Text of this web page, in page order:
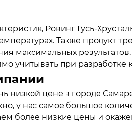
Ровинг Гусь-
Также продукт
максимальных
учитывать при разработке
низкой цене в городе
у нас самое большое
более низкие цены и